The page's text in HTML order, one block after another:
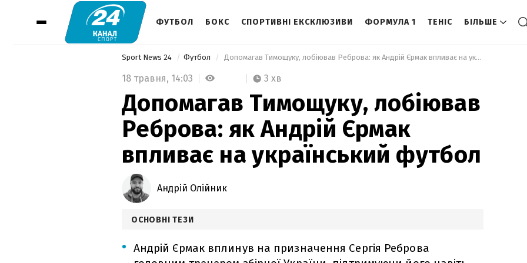
ФУТБОЛ БОКС СПОРТИВНІ ЕКСКЛЮЗИВИ ФОРМУЛА 1 ТЕНІС БІЛЬШЕ
Sport News 24 Футбол Допомагав Тимощуку, лобіював Реброва: як Андрій Єрмак впливає на український футбол
18 травня, 14:03 3 хв
Допомагав Тимощуку, лобіював
Реброва: як Андрій Єрмак
впливає на український футбол
Андрій Олійник
ОСНОВНІ ТЕЗИ
Андрій Єрмак вплинув на призначення Сергія Реброва